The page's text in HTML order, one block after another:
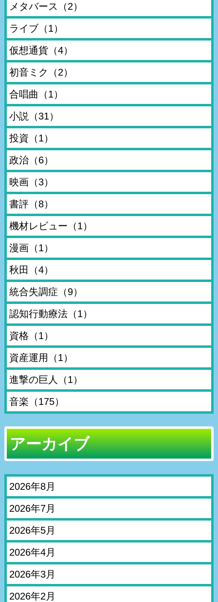
メタバース （2）
ライブ（1）
仮想通貨（4）
初音ミク （2）
合唱曲 （1）
小説 （31）
投資 （1）
政治（6）
映画（3）
書評（8）
機材レビュー （1）
漫画（1）
秋田 （4）
統合失調症 （9）
認知行動療法（1）
資格 （1）
資産運用 （1）
進撃の巨人 （1）
音楽 （175）
アーカイブ
2026年8月
2026年7月
2026年5月
2026年4月
2026年3月
2026年2月